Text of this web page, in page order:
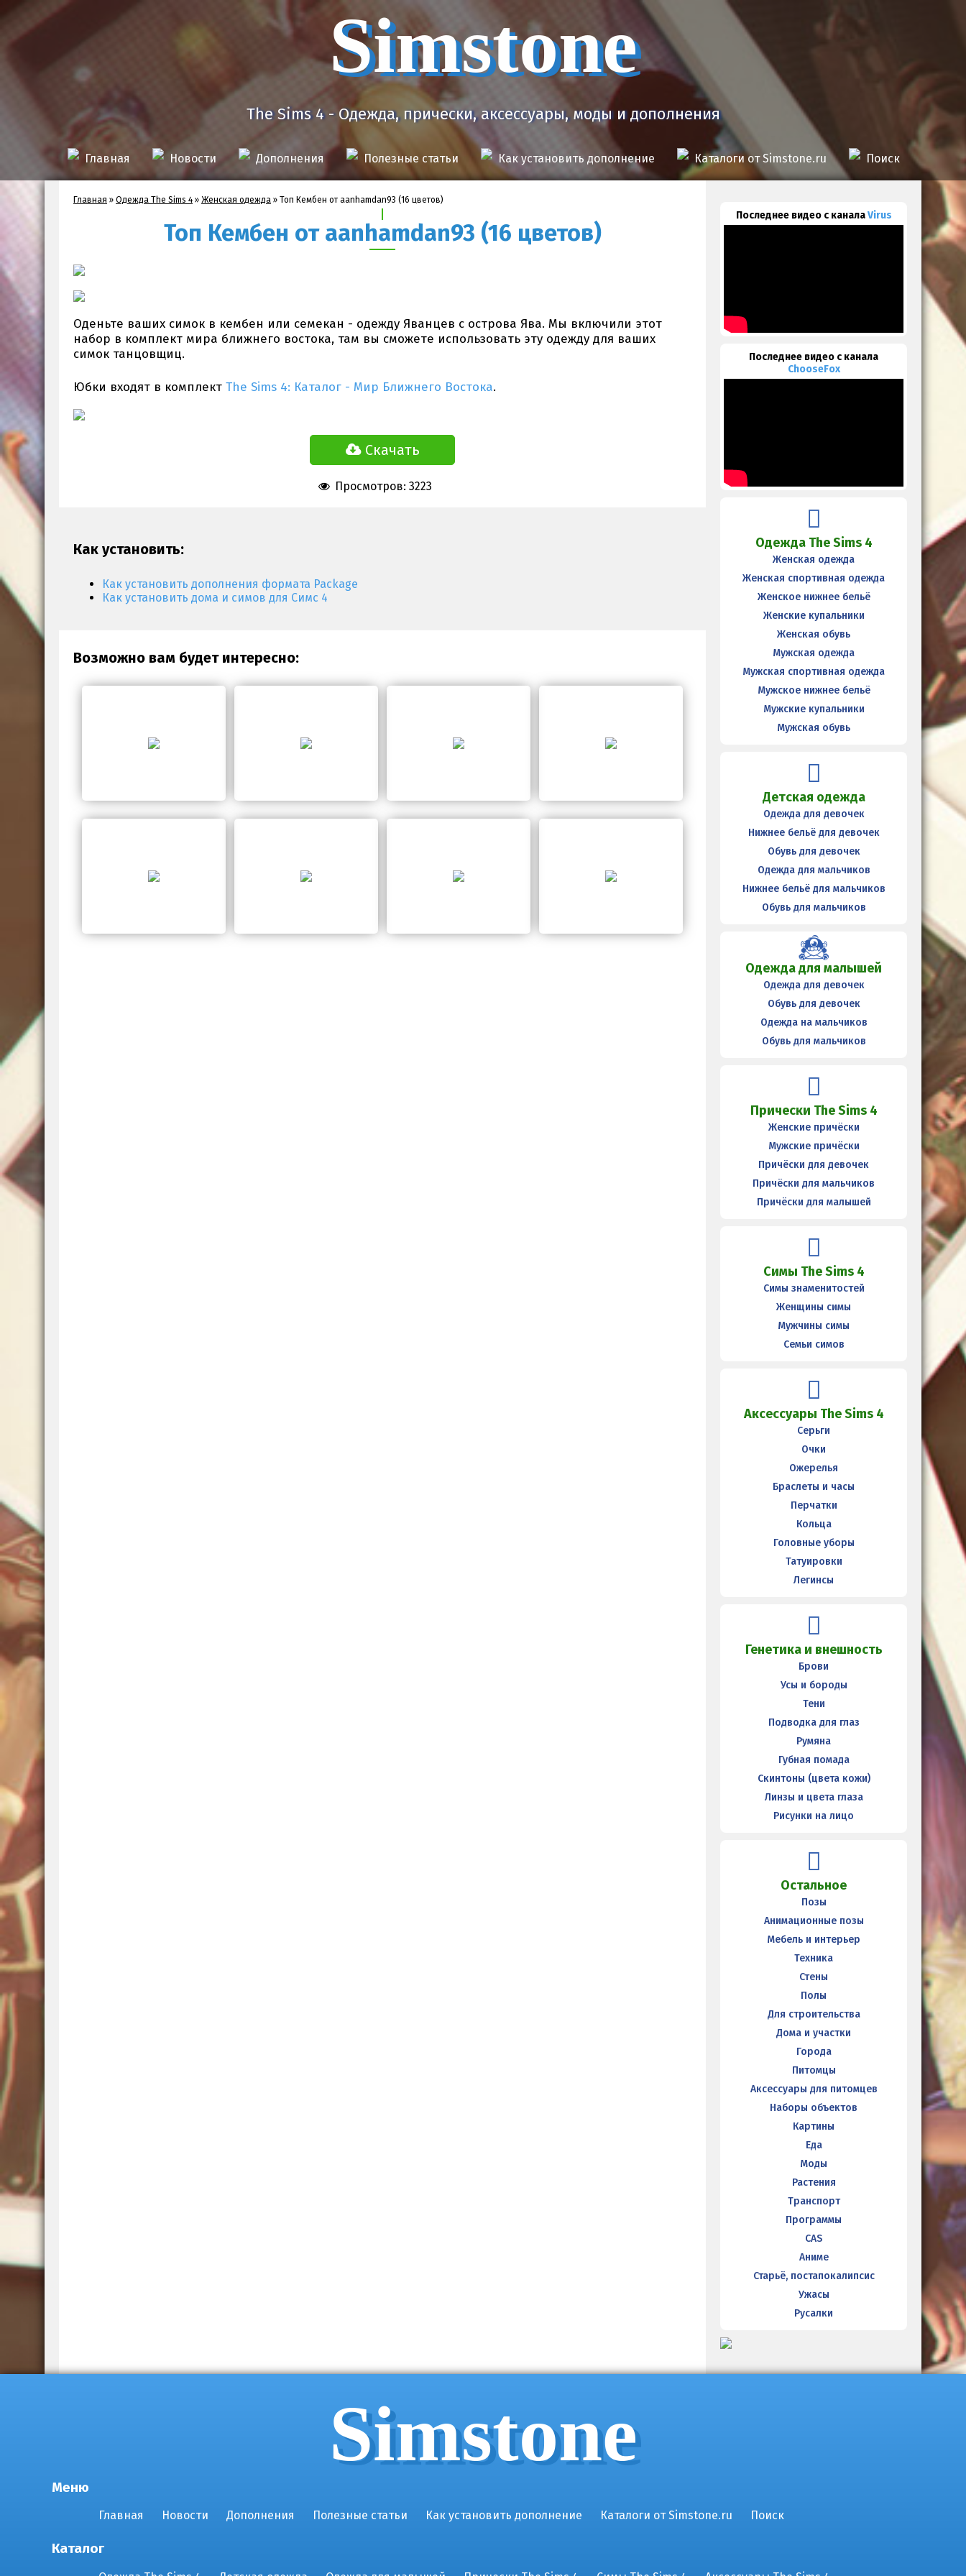
Simstone
The Sims 4 - Одежда, прически, аксессуары, моды и дополнения
Главная Новости Дополнения Полезные статьи Как установить дополнение Каталоги от Simstone.ru Поиск
Главная » Одежда The Sims 4 » Женская одежда » Топ Кембен от aanhamdan93 (16 цветов)
Топ Кембен от aanhamdan93 (16 цветов)
Оденьте ваших симок в кембен или семекан - одежду Яванцев с острова Ява. Мы включили этот
набор в комплект мира ближнего востока, там вы сможете использовать эту одежду для ваших
симок танцовщиц.
Юбки входят в комплект The Sims 4: Каталог - Мир Ближнего Востока.
Скачать
Просмотров: 3223
Как установить:
Как установить дополнения формата Package
Как установить дома и симов для Симс 4
Возможно вам будет интересно:
Последнее видео с каналаVirus
Последнее видео с канала
ChooseFox
Одежда The Sims 4
Женская одежда
Женская спортивная одежда
Женское нижнее бельё
Женские купальники
Женская обувь
Мужская одежда
Мужская спортивная одежда
Мужское нижнее бельё
Мужские купальники
Мужская обувь
Детская одежда
Одежда для девочек
Нижнее бельё для девочек
Обувь для девочек
Одежда для мальчиков
Нижнее бельё для мальчиков
Обувь для мальчиков
Одежда для малышей
Одежда для девочек
Обувь для девочек
Одежда на мальчиков
Обувь для мальчиков
Прически The Sims 4
Женские причёски
Мужские причёски
Причёски для девочек
Причёски для мальчиков
Причёски для малышей
Симы The Sims 4
Симы знаменитостей
Женщины симы
Мужчины симы
Семьи симов
Аксессуары The Sims 4
Серьги
Очки
Ожерелья
Браслеты и часы
Перчатки
Кольца
Головные уборы
Татуировки
Легинсы
Генетика и внешность
Брови
Усы и бороды
Тени
Подводка для глаз
Румяна
Губная помада
Скинтоны (цвета кожи)
Линзы и цвета глаза
Рисунки на лицо
Остальное
Позы
Анимационные позы
Мебель и интерьер
Техника
Стены
Полы
Для строительства
Дома и участки
Города
Питомцы
Аксессуары для питомцев
Наборы объектов
Картины
Еда
Моды
Растения
Транспорт
Программы
CAS
Аниме
Старьё, постапокалипсис
Ужасы
Русалки
Simstone
Меню
Главная Новости Дополнения Полезные статьи Как установить дополнение Каталоги от Simstone.ru Поиск
Каталог